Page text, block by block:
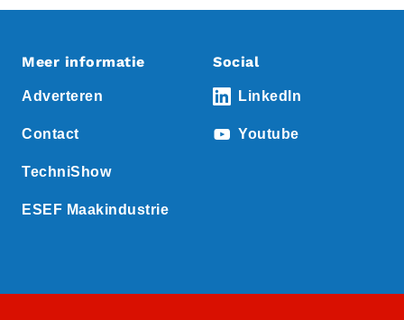
Meer informatie
Adverteren
Contact
TechniShow
ESEF Maakindustrie
Social
LinkedIn
Youtube